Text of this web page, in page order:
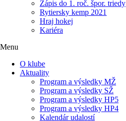
Zápis do 1. roč. špor. triedy
Rytiersky kemp 2021
Hraj hokej
Kariéra
Menu
O klube
Aktuality
Program a výsledky MŽ
Program a výsledky SŽ
Program a výsledky HP5
Program a výsledky HP4
Kalendár udalostí